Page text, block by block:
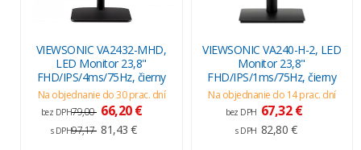
VIEWSONIC VA2432-MHD,
LED Monitor 23,8"
FHD/IPS/4ms/75Hz, čierny
Na objednanie do 30 prac. dní
bez DPH79,00 66,20 €
s DPH97,17 81,43 €
VIEWSONIC VA240-H-2, LED
Monitor 23,8"
FHD/IPS/1ms/75Hz, čierny
Na objednanie do 14 prac. dní
bez DPH 67,32 €
s DPH 82,80 €